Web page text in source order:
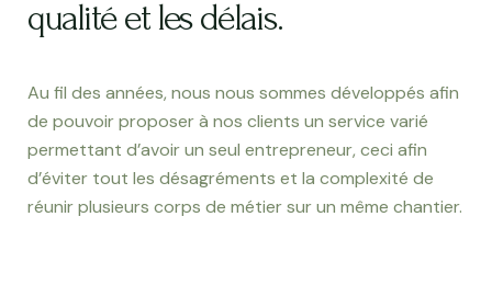
qualité et les délais.
Au fil des années, nous nous sommes développés afin
de pouvoir proposer à nos clients un service varié
permettant d’avoir un seul entrepreneur, ceci afin
d’éviter tout les désagréments et la complexité de
réunir plusieurs corps de métier sur un même chantier.